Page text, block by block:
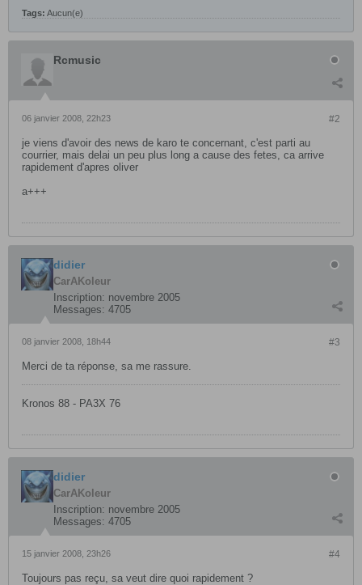
Tags: Aucun(e)
Rcmusic
#2
06 janvier 2008, 22h23
je viens d'avoir des news de karo te concernant, c'est parti au
courrier, mais delai un peu plus long a cause des fetes, ca arrive
rapidement d'apres oliver
a+++
didier
CarAKoleur
Inscription: novembre 2005
Messages: 4705
#3
08 janvier 2008, 18h44
Merci de ta réponse, sa me rassure.
Kronos 88 - PA3X 76
didier
CarAKoleur
Inscription: novembre 2005
Messages: 4705
#4
15 janvier 2008, 23h26
Toujours pas reçu, sa veut dire quoi rapidement ?